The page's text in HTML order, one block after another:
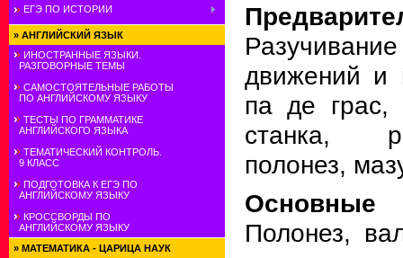
ЕГЭ ПО ИСТОРИИ
» АНГЛИЙСКИЙ ЯЗЫК
ИНОСТРАННЫЕ ЯЗЫКИ.
РАЗГОВОРНЫЕ ТЕМЫ
САМОСТОЯТЕЛЬНЫЕ РАБОТЫ
ПО АНГЛИЙСКОМУ ЯЗЫКУ
ТЕСТЫ ПО ГРАММАТИКЕ
АНГЛИЙСКОГО ЯЗЫКА
ТЕМАТИЧЕСКИЙ КОНТРОЛЬ.
9 КЛАСС
ПОДГОТОВКА К ЕГЭ ПО
АНГЛИЙСКОМУ ЯЗЫКУ
КРОССВОРДЫ ПО
АНГЛИЙСКОМУ ЯЗЫКУ
» МАТЕМАТИКА - ЦАРИЦА НАУК
движений и
па де грас,
станка,
полонез,
Основные
Полонез,